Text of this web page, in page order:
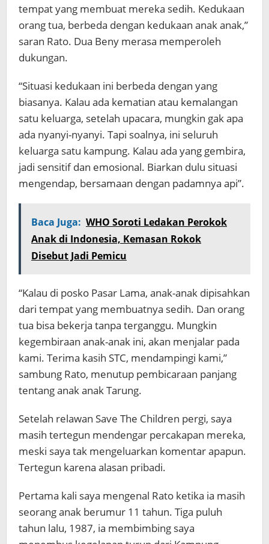
tempat yang membuat mereka sedih. Kedukaan
orang tua, berbeda dengan kedukaan anak anak,”
saran Rato. Dua Beny merasa memperoleh
dukungan.
“Situasi kedukaan ini berbeda dengan yang
biasanya. Kalau ada kematian atau kemalangan
satu keluarga, setelah upacara, mungkin gak apa
ada nyanyi-nyanyi. Tapi soalnya, ini seluruh
keluarga satu kampung. Kalau ada yang gembira,
jadi sensitif dan emosional. Biarkan dulu situasi
mengendap, bersamaan dengan padamnya api”.
Baca Juga: WHO Soroti Ledakan Perokok
Anak di Indonesia, Kemasan Rokok
Disebut Jadi Pemicu
“Kalau di posko Pasar Lama, anak-anak dipisahkan
dari tempat yang membuatnya sedih. Dan orang
tua bisa bekerja tanpa terganggu. Mungkin
kegembiraan anak-anak ini, akan menjalar pada
kami. Terima kasih STC, mendampingi kami,”
sambung Rato, menutup pembicaraan panjang
tentang anak anak Tarung.
Setelah relawan Save The Children pergi, saya
masih tertegun mendengar percakapan mereka,
meski saya tak mengeluarkan komentar apapun.
Tertegun karena alasan pribadi.
Pertama kali saya mengenal Rato ketika ia masih
seorang anak berumur 11 tahun. Tiga puluh
tahun lalu, 1987, ia membimbing saya